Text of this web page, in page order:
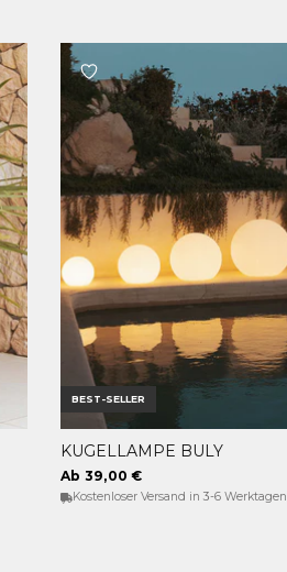
BEST-SELLER
OPTIONEN WÄHLEN
KUGELLAMPE BULY
Ab 39,00 €
Kostenloser Versand in 3-6 Werktagen